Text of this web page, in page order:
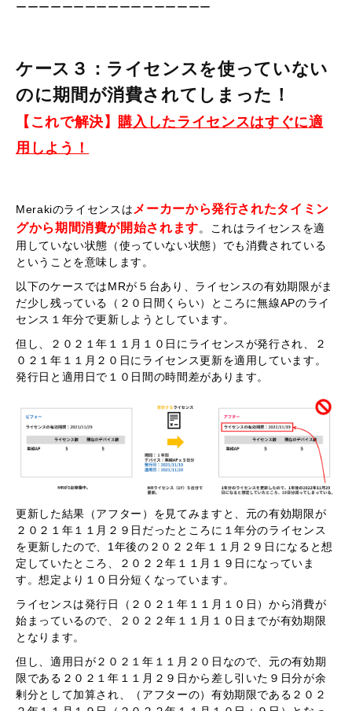
ーーーーーーーーーーーーーーーーー
ケース３：ライセンスを使っていない
のに期間が消費されてしまった！
【これで解決】 購入したライセンスはすぐに適
用しよう！
Merakiのライセンスは メーカーから発行されたタイミン
グから期間消費が開始されます。 これはライセンスを適
用していない状態（使っていない状態）でも消費されている
ということを意味します。
以下のケースではMRが５台あり、ライセンスの有効期限がま
だ少し残っている（２０日間くらい）ところに無線APのライ
センス１年分で更新しようとしています。
但し、
２０２１年１１月１０日にライセンスが発行され、２
０２１年１１月２０日にライセンス更新を適用 しています。
発行日と適用日で１０日間の時間差があります。
更新した結果（アフター）を見てみますと、元の有効期限が
２０２１年１１月２９日だったところに１年分のライセンス
を更新したので、1年後の２０２２年１１月２９日になると想
定していたところ、２０２２年１１月１９日になっていま
す。想定より１０日分短くなっています。
ライセンスは発行日（２０２１年１１月１０日）から消費が
始まっているので、２０２２年１１月１０日までが有効期限
となります。
但し、適用日が２０２１年１１月２０日なので、元の有効期
限である２０２１年１１月２９日から差し引いた９日分が余
剰分として加算され、（アフターの）有効期限である２０２